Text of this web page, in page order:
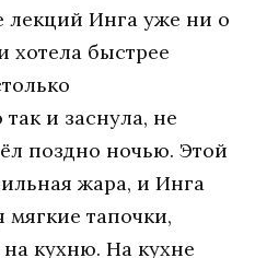
лекций Инга уже ни о
хотела быстрее
и заснула, не
поздно ночью. Этой
жара, и Инга
тапочки,
кухню. На кухне